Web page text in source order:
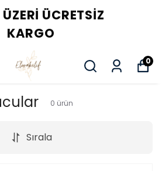
ÜCRETSIZ
KARGO
0
0 ürün
Sırala